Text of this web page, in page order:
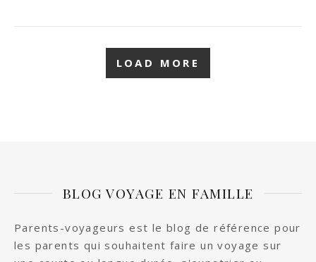
LOAD MORE
BLOG VOYAGE EN FAMILLE
Parents-voyageurs est le blog de référence pour
les parents qui souhaitent faire un voyage sur